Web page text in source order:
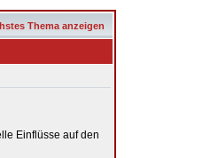
Thema anzeigen
Einflüsse auf den